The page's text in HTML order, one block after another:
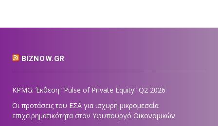
BIZNOW.GR
KPMG: Έκθεση “Pulse of Private Equity” Q2 2026
Οι προτάσεις του ΕΣΑ για ισχυρή μικρομεσαία
επιχειρηματικότητα στον Υφυπουργό Οικονομικών